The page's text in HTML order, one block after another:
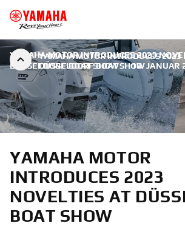
YAMAHA MOTOR INTRODUCES 2023
DÜSSELDORF BOAT SHOW
YAMAHA MOTOR INTRODUCES 2023
DÜSSELDORF BOAT SHOW | 18. JANUAR
YAMAHA MOTOR
INTRODUCES 2023
NOVELTIES AT
BOAT SHOW